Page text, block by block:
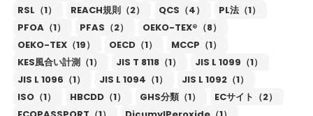
RSL（1）
REACH規則（2） QCS（4）
PL法（1）
PFOA（1）
PFAS（2）
OEKO-TEX®（8）
OEKO-TEX（19）
OECD（1）
MCCP（1）
KES風合い計測（1）
JIS T 8118（1）
JIS L 1099（1）
JIS L 1096（1）
JIS L 1094（1）
JIS L 1092（1）
ISO（1）
HBCDD（1） GHS分類（1）
ECサイト（2）